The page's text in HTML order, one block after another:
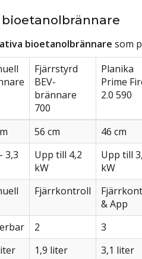
bioetanolbrännare som
Fjärrstyrd
BEV-
brännare
700
Planika
Prime
2.0 590
56 cm
46 cm
3,3
Upp till 4,2
kW
Upp till
kW
Fjärrkontroll
& App
2
3
1,9 liter
3,1 liter